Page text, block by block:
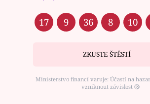
17 9 36 8 10
ZKUSTE ŠTĚSTÍ
Ministerstvo financí varuje: Účastí na
vzniknout závislost ⑱